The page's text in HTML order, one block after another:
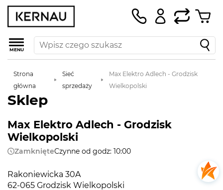
MENU
Strona
główna
Sieć
sprzedaży
Max Elektro Adlech - Grodzisk
Wielkopolski
Sklep
Max Elektro Adlech - Grodzisk
Wielkopolski
ZamknięteCzynne od godz: 10:00
Rakoniewicka 30A
62-065 Grodzisk Wielkopolski